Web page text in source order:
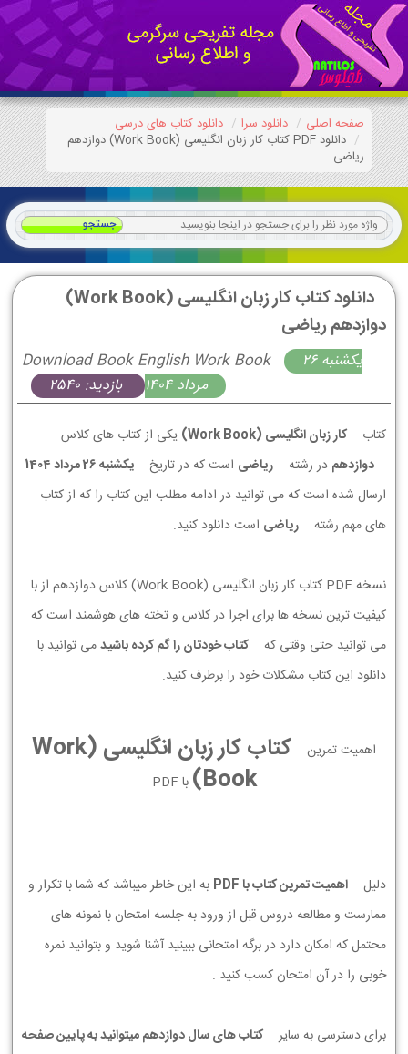
صفحه اصلی دانلود سرا
دانلود کتاب های درسی
دانلود PDF کتاب کار زبان انگليسی (Work Book) دوازدهم
ریاضی
دانلود کتاب کار زبان انگليسی (Work Book)
دوازدهم ریاضی
Download Book English Work Book
يكشنبه 26
مرداد 1404
بازدید: 2540
کتاب کار زبان انگليسی (Work Book)
یکی از کتاب های کلاس
دوازدهم در رشته ریاضی است که در تاریخ
يكشنبه 26 مرداد 1404
ارسال شده است که می توانید در ادامه مطلب این کتاب را که از کتاب
های مهم رشته
ریاضی است دانلود کنید.
نسخه PDF کتاب کار زبان انگليسی (Work Book) کلاس دوازدهم از با
کیفیت ترین نسخه ها برای اجرا در کلاس و تخته های هوشمند است که
می توانید حتی وقتی که
کتاب خودتان را گم کرده باشیدمی توانید با
دانلود این کتاب مشکلات خود را برطرف کنید.
اهمیت تمرین
کتاب کار زبان انگليسی (Work
Book)
با PDF
دلیل اهمیت تمرین کتاب با PDF
به این خاطر میباشد که شما با تکرار و
ممارست و مطالعه دروس قبل از ورود به جلسه امتحان با نمونه های
محتمل که امکان دارد در برگه امتحانی ببینید آشنا شوید و بتوانید نمره
خوبی را در آن امتحان کسب کنید .
برای دسترسی به سایر
کتاب های سال دوازدهم میتوانید به پایین صفحه